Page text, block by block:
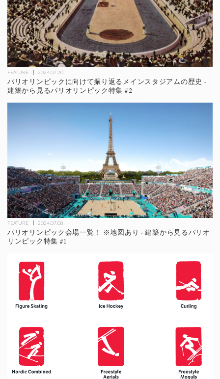
FEATURE 2024.07.20
パリオリンピックに向けて振り返るメインスタジアムの歴史 -
建築から見るパリオリンピック特集 #2
FEATURE 2024.07.08
パリオリンピック会場一覧！ ※地図あり - 建築から見るパリオ
リンピック特集 #1